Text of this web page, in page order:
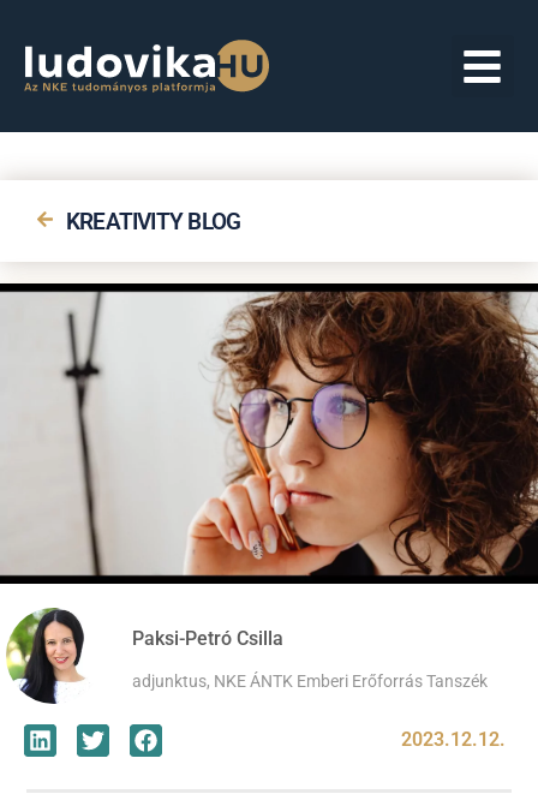
KREATIVITY BLOG
Paksi-Petró Csilla
adjunktus, NKE ÁNTK Emberi Erőforrás Tanszék
2023.12.12.